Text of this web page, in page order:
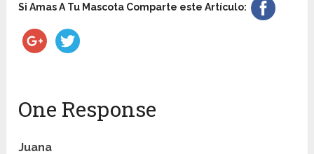
Si Amas A Tu Mascota Comparte este Artículo:
One Response
Juana